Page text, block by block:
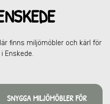
finns miljömöbler och kärl för
i Enskede.
SNYGGA MILJÖMÖBLER FÖR